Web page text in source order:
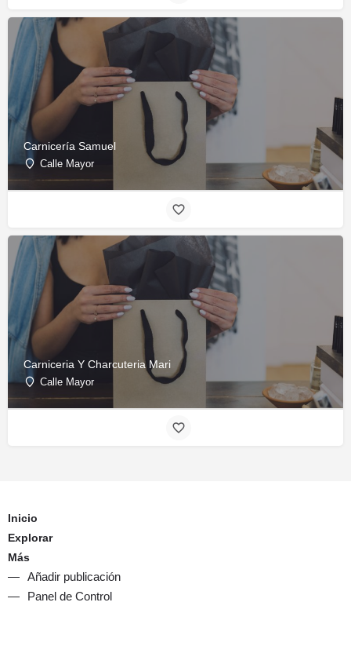
Carnicería Samuel
Calle Mayor
Carniceria Y Charcuteria Mari
Calle Mayor
Inicio
Explorar
Más
Añadir publicación
Panel de Control